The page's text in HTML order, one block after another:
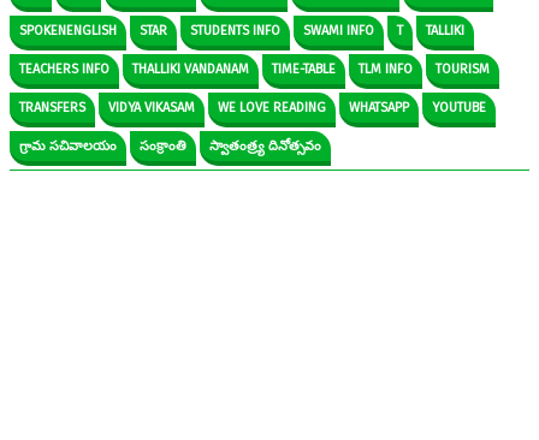
SPOKENENGLISH STAR STUDENTS INFO SWAMI INFO T TALLIKI
TEACHERS INFO THALLIKI VANDANAM TIME-TABLE TLM INFO TOURISM
TRANSFERS VIDYA VIKASAM WE LOVE READING WHATSAPP YOUTUBE
గ్రామ సచివాలయం సంక్రాంతి స్వాతంత్ర్య దినోత్సవం